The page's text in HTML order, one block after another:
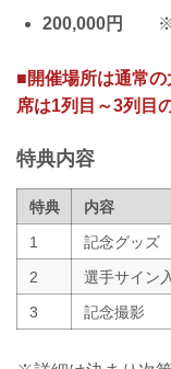
200,000円 ※全
■開催場所は通常
席は1列目～3列目
特典内容
特典 内容
1
記念グッズ
2
選手サイン
3
記念撮影